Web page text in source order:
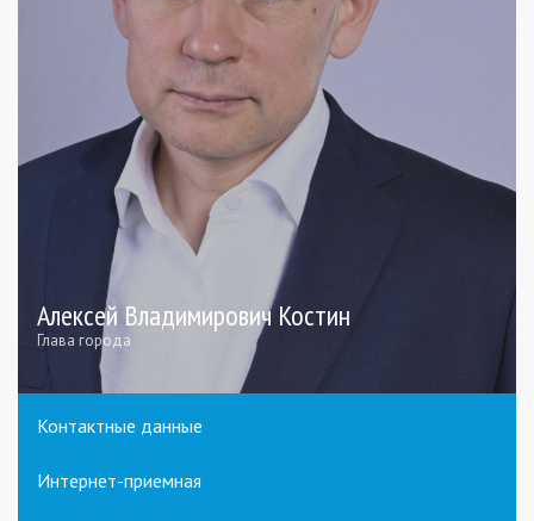
Алексей Владимирович Костин
Глава города
Контактные данные
Интернет-приемная